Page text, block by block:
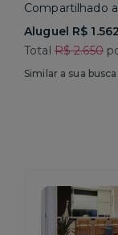
Compartilhado
Aluguel R$ 1.562
Total R$ 2.650
Similar a sua busca